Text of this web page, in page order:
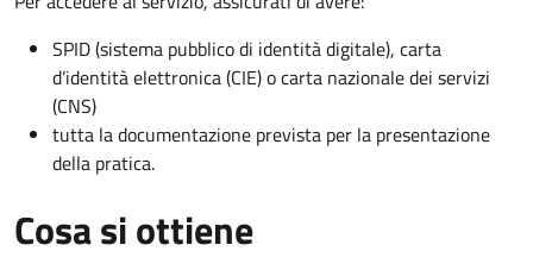
SPID (sistema pubblico di identità digitale), carta
d’identità elettronica (CIE) o carta nazionale dei servizi
(CNS)
tutta la documentazione prevista per la presentazione
della pratica.
Cosa si ottiene